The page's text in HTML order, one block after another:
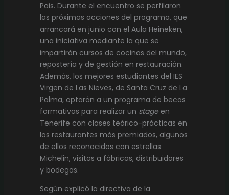
Pais. Durante el encuentro se perfilaron
las próximas acciones del programa, que
arrancará en junio con el Aula Heineken,
una iniciativa mediante la que se
impartirán cursos de cocinas del mundo,
repostería y de gestión en restauración.
Además, los mejores estudiantes del IES
Virgen de Las Nieves, de Santa Cruz de La
Palma, optarán a un programa de becas
formativas para realizar un stage en
Tenerife con clases teórico-prácticas en
los restaurantes más premiados, algunos
de ellos reconocidos con estrellas
Michelin, visitas a fábricas, distribuidores
y bodegas.
Según explicó la directiva de la